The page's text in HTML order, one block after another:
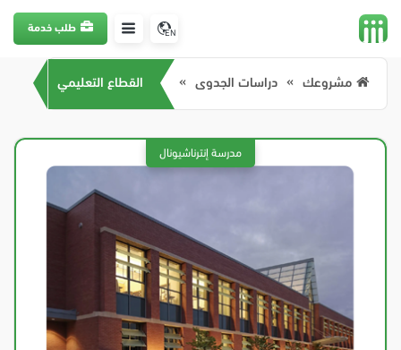
EN طلب خدمة
مشروعك دراسات الجدوى القطاع التعليمي